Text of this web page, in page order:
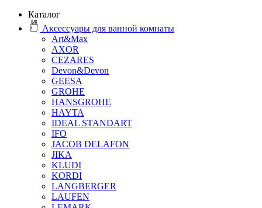
Каталог
Аксессуары для ванной комнаты
Art&Max
AXOR
CEZARES
Devon&Devon
GEESA
GROHE
HANSGROHE
HAYTA
IDEAL STANDART
IFO
JACOB DELAFON
JIKA
KLUDI
KORDI
LANGBERGER
LAUFEN